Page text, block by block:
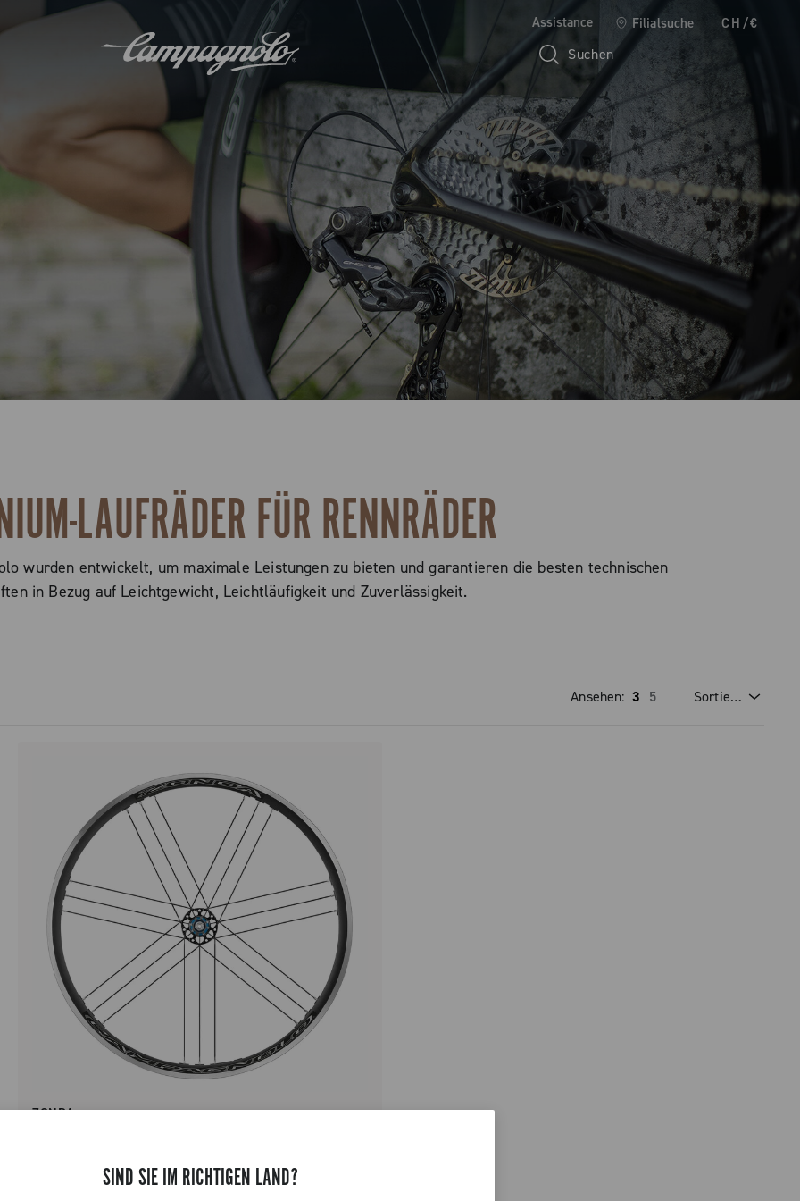
Assistance Filialsuche CH/€
Suchen
SIND SIE IM RICHTIGEN LAND?
LAUFRÄDER FÜR RENNRÄDER
wurden entwickelt, um maximale Leistungen zu bieten und garantieren die besten technischen
in Bezug auf Leichtgewicht, Leichtläufigkeit und Zuverlässigkeit.
Ansehen: 3 5
Sortieren Nach
ZONDA